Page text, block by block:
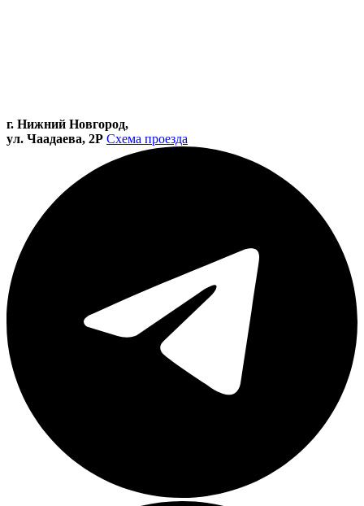
г. Нижний Новгород,
ул. Чаадаева, 2Р Схема проезда